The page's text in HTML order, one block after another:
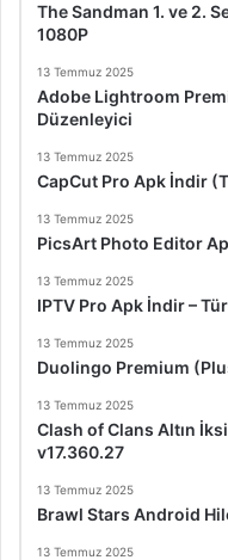
The Sandman 1. ve 2.
1080P
13 Temmuz 2025
Adobe Lightroom
Düzenleyici
13 Temmuz 2025
CapCut Pro Apk İndir
13 Temmuz 2025
PicsArt Photo Editor
13 Temmuz 2025
IPTV Pro Apk İndir –
13 Temmuz 2025
Duolingo Premium
13 Temmuz 2025
Clash of Clans Altın
v17.360.27
13 Temmuz 2025
Brawl Stars Android
13 Temmuz 2025